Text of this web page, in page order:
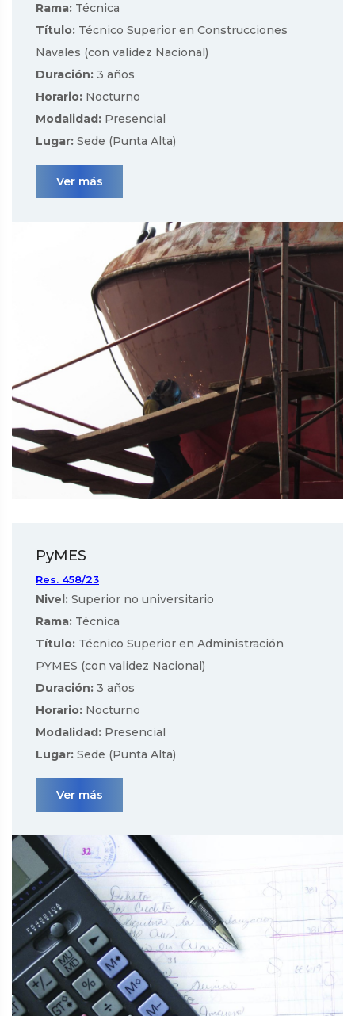
Rama: Técnica
Título: Técnico Superior en Construcciones
Navales (con validez Nacional)
Duración: 3 años
Horario: Nocturno
Modalidad: Presencial
Lugar: Sede (Punta Alta)
Ver más
PyMES
Res. 458/23
Nivel: Superior no universitario
Rama: Técnica
Título: Técnico Superior en Administración
PYMES (con validez Nacional)
Duración: 3 años
Horario: Nocturno
Modalidad: Presencial
Lugar: Sede (Punta Alta)
Ver más